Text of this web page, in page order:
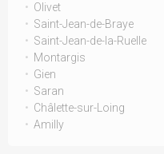
Olivet
Saint-Jean-de-Braye
Saint-Jean-de-la-Ruelle
Montargis
Gien
Saran
Châlette-sur-Loing
Amilly